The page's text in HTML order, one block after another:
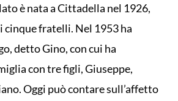
è nata a Cittadella nel 1926,
cinque fratelli. Nel 1953 ha
detto Gino, con cui ha
con tre figli, Giuseppe,
Oggi può contare sull’affetto